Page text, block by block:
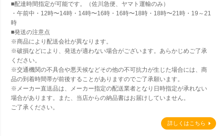
■配達時間指定が可能です。（佐川急便、ヤマト運輸のみ）
・午前中・12時〜14時・14時〜16時・16時〜18時・18時〜21時・19～21
時
■発送の注意点
※商品により配送会社が異なります。
※破損などにより、発送が適わない場合がございます。あらかじめご了承
ください。
※交通機関の不具合や悪天候などその他の不可抗力が生じた場合には、商
品の到着時間帯が前後することがありますのでご了承願います。
※メーカー直送品は、メーカー指定の配送業者となり日時指定が承れない
場合があります。また、当店からの納品書はお届けしていません。
ご了承ください。
詳しくはこちら